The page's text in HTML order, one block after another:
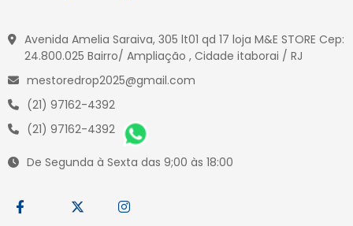
Avenida Amelia Saraiva, 305 lt01 qd 17 loja M&E STORE Cep:
24.800.025 Bairro/ Ampliação , Cidade itaborai / RJ
mestoredrop2025@gmail.com
(21) 97162-4392
(21) 97162-4392
De Segunda à Sexta das 9;00 às 18:00